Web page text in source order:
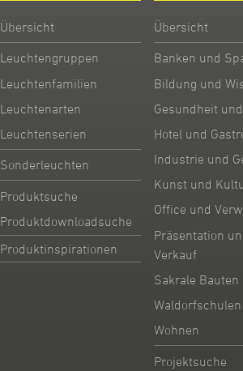
Übersicht
Leuchtengruppen
Leuchtenfamilien
Leuchtenarten
Leuchtenserien
Sonderleuchten
Produktsuche
Produktdownloadsuche
Produktinspirationen
Übersicht
Banken und
Bildung und
Gesundheit
Hotel und
Industrie und
Kunst und
Office und
Präsentation
Verkauf
Sakrale Bauten
Waldorfschulen
Wohnen
Projektsuche